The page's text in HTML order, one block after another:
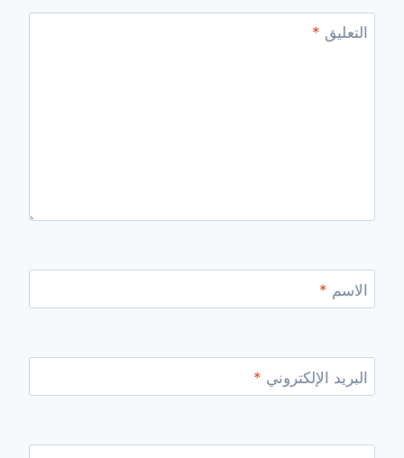
التعليق *
الاسم *
البريد الإلكتروني *